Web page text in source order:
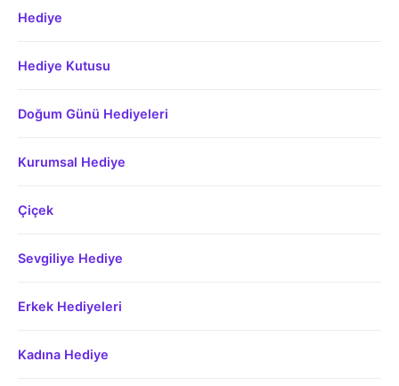
Hediye
Hediye Kutusu
Doğum Günü Hediyeleri
Kurumsal Hediye
Çiçek
Sevgiliye Hediye
Erkek Hediyeleri
Kadına Hediye